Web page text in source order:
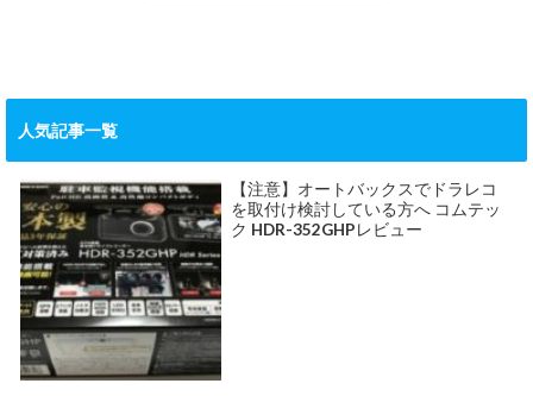
人気記事一覧
【注意】オートバックスでドラレコ
を取付け検討している方へ コムテッ
ク HDR-352GHPレビュー